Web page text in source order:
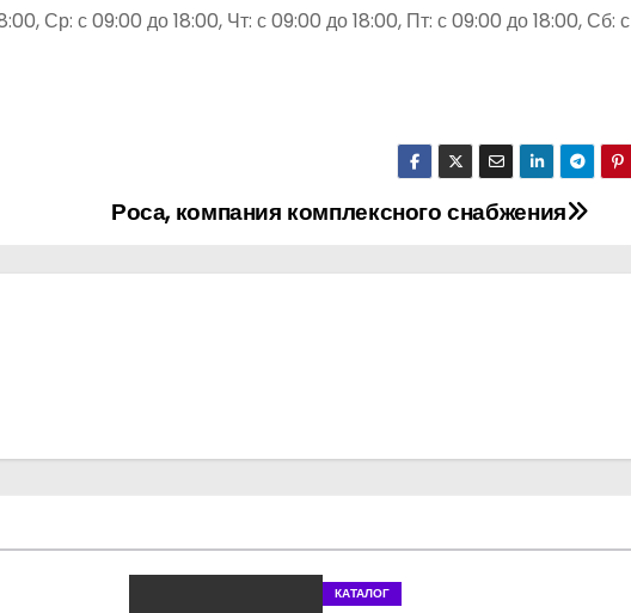
Ср: с 09:00 до 18:00, Чт: с 09:00 до 18:00, Пт: с 09:00 до 18:00, Сб: с
Роса, компания комплексного снабжения
КАТАЛОГ